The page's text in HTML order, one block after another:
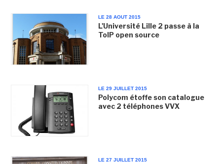
LE 28 AOUT 2015
L'Université Lille 2 passe à la
ToIP open source
LE 29 JUILLET 2015
Polycom étoffe son catalogue
avec 2 téléphones VVX
LE 27 JUILLET 2015